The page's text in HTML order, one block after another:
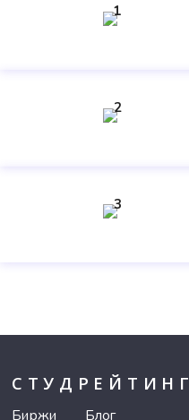
1
2
3
СТУДРЕЙТИНГ
Биржи Блог